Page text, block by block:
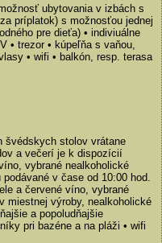
ubytovania v izbách s
príplatok) s možnosťou jednej
pre dieťa) • indiviuálne
• trezor • kúpeľňa s vaňou,
• wifi • balkón, resp. terasa
švédskych stolov vrátane
a večerí je k dispozícií
vybrané nealkoholické
v čase od 10:00 hod.
a červené víno, vybrané
miestnej výroby, nealkoholické
a popoludňajšie
pri bazéne a na pláži • wifi